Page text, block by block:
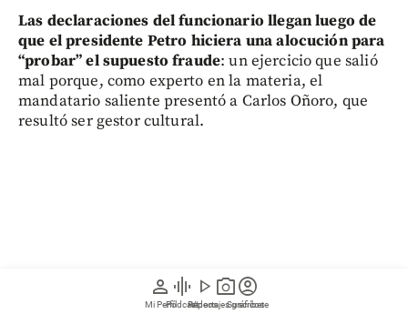
person
Mi Perfil
graphic_eq
Pódcast
play_arrow
Videos
photo_camera
Reportajes gráficos
account_circle
Suscríbete
Las declaraciones del funcionario llegan luego de
que el presidente Petro hiciera una alocución para
“probar” el supuesto fraude: un ejercicio que salió
mal porque, como experto en la materia, el
mandatario saliente presentó a Carlos Oñoro, que
resultó ser gestor cultural.